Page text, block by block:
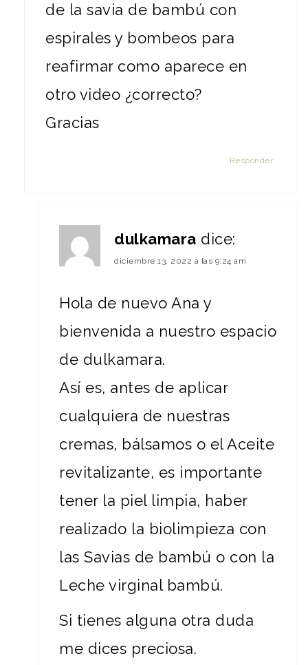
de la savia de bambú con
espirales y bombeos para
reafirmar como aparece en
otro video ¿correcto?
Gracias
Responder
dulkamara dice:
diciembre 13, 2022 a las 9:24 am
Hola de nuevo Ana y
bienvenida a nuestro espacio
de dulkamara.
Así es, antes de aplicar
cualquiera de nuestras
cremas, bálsamos o el Aceite
revitalizante, es importante
tener la piel limpia, haber
realizado la biolimpieza con
las Savias de bambú o con la
Leche virginal bambú.
Si tienes alguna otra duda
me dices preciosa.